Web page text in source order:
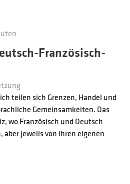
Französisch-
teilen sich Grenzen, Handel und
Gemeinsamkeiten. Das
wo Französisch und Deutsch
aber jeweils von ihren eigenen